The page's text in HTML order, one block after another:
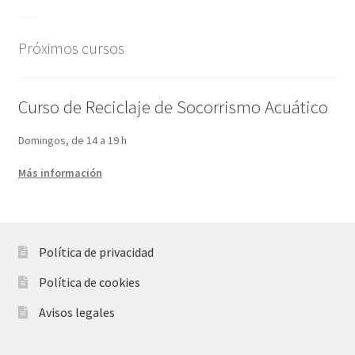
Próximos cursos
Curso de Reciclaje de Socorrismo Acuático
Domingos, de 14 a 19 h
Más información
Política de privacidad
Política de cookies
Avisos legales